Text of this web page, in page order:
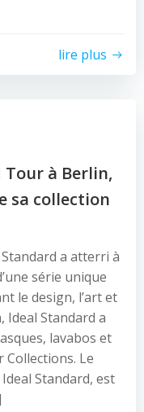
lire plus
à Berlin,
sa collection
a atterri à
série unique
le design, l’art et
Ideal Standard a
lavabos et
Collections. Le
Standard, est